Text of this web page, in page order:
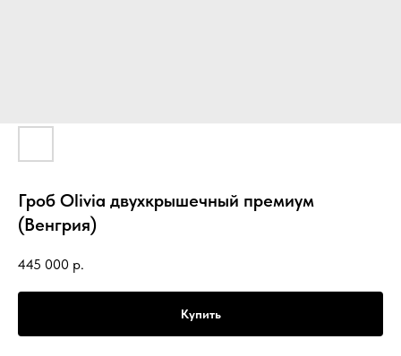
Гроб Olivia двухкрышечный премиум
(Венгрия)
445 000 р.
Купить